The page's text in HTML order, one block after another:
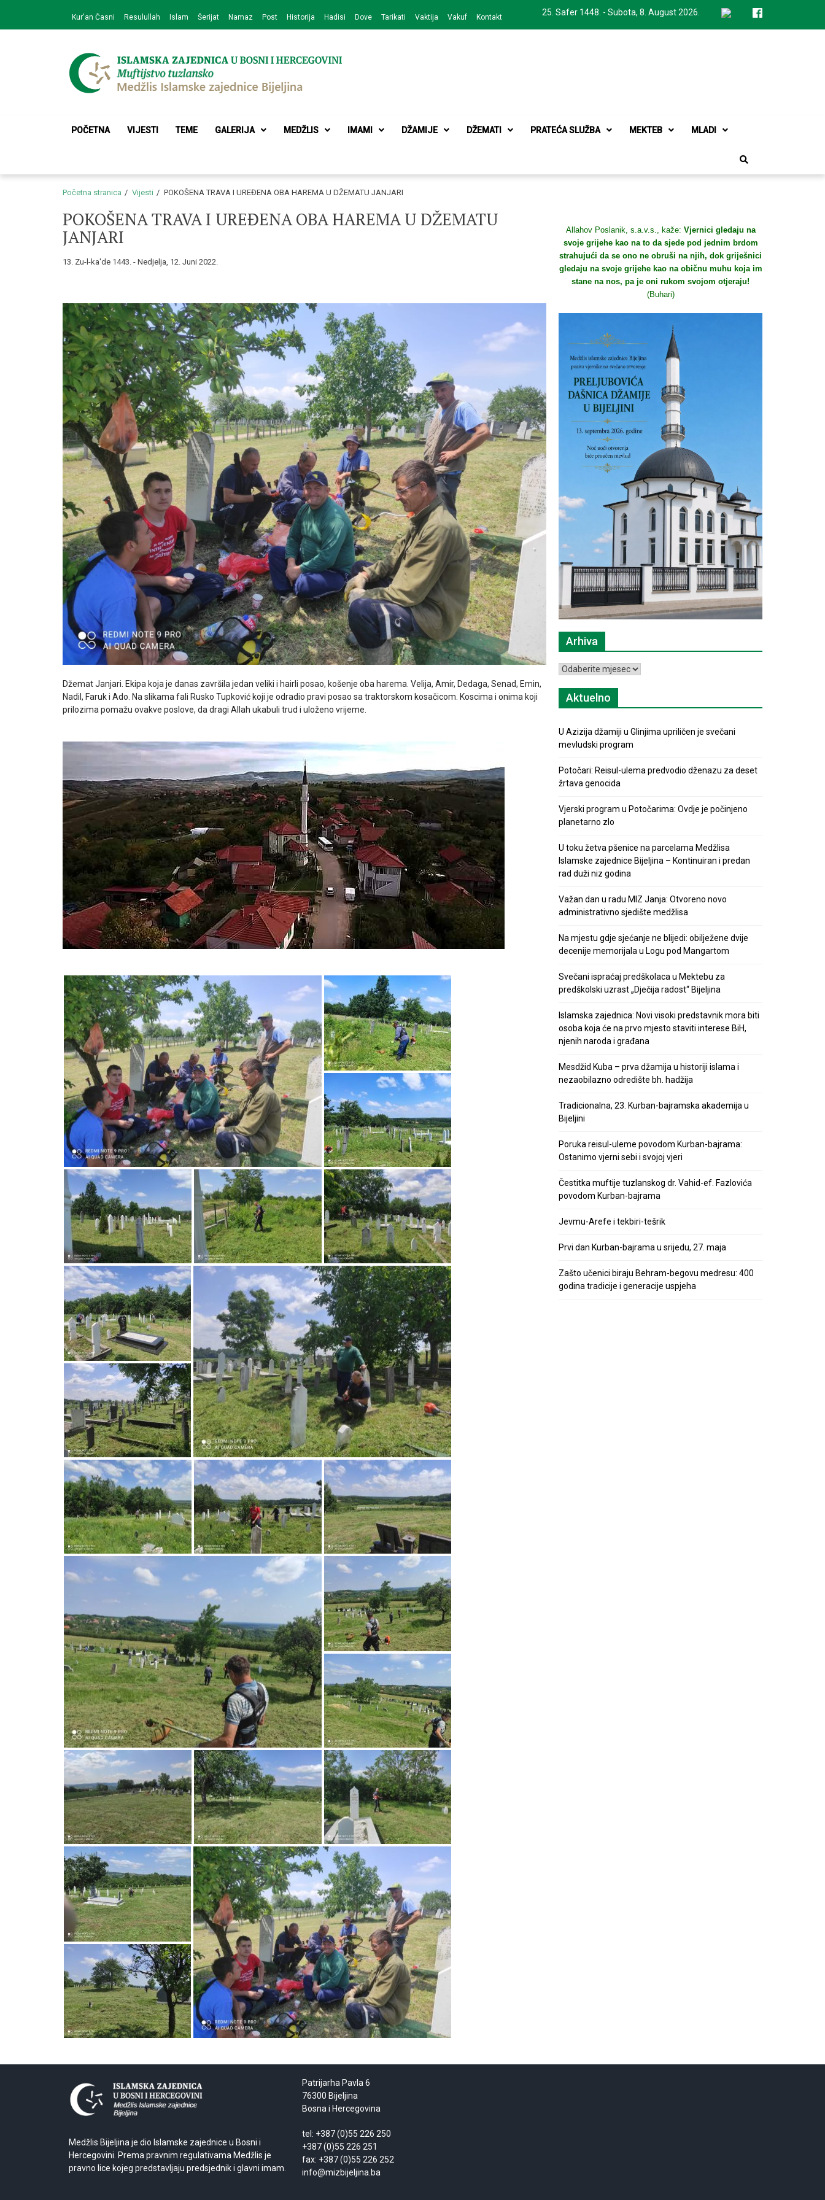
navigation
content
25. Safer 1448. - Subota, 8. August 2026.
Kur'an Časni Resulullah Islam Šerijat Namaz Post Historija Hadisi Dove Tarikati Vaktija Vakuf Kontakt
Medžlis Islamske zajednice Bijeljina
POČETNA VIJESTI TEME GALERIJA MEDŽLIS IMAMI DŽAMIJE DŽEMATI PRATEĆA SLUŽBA MEKTEB MLADI
Početna stranica Vijesti POKOŠENA TRAVA I UREĐENA OBA HAREMA U DŽEMATU JANJARI
POKOŠENA TRAVA I UREĐENA OBA HAREMA U DŽEMATU
JANJARI
13. Zu-l-ka'de 1443. - Nedjelja, 12. Juni 2022.
Džemat Janjari. Ekipa koja je danas završila jedan veliki i hairli posao, košenje oba harema. Velija, Amir, Dedaga, Senad, Emin,
Nadil, Faruk i Ado. Na slikama fali Rusko Tupković koji je odradio pravi posao sa traktorskom kosačicom. Koscima i onima koji
prilozima pomažu ovakve poslove, da dragi Allah ukabuli trud i uloženo vrijeme.
Allahov Poslanik, s.a.v.s., kaže: Vjernici gledaju na
svoje grijehe kao na to da sjede pod jednim brdom
strahujući da se ono ne obruši na njih, dok griješnici
gledaju na svoje grijehe kao na običnu muhu koja im
stane na nos, pa je oni rukom svojom otjeraju!
(Buhari)
Arhiva
Arhiva
Aktuelno
U Azizija džamiji u Glinjima upriličen je svečani
mevludski program
Potočari: Reisul-ulema predvodio dženazu za deset
žrtava genocida
Vjerski program u Potočarima: Ovdje je počinjeno
planetarno zlo
U toku žetva pšenice na parcelama Medžlisa
Islamske zajednice Bijeljina – Kontinuiran i predan
rad duži niz godina
Važan dan u radu MIZ Janja: Otvoreno novo
administrativno sjedište medžlisa
Na mjestu gdje sjećanje ne blijedi: obilježene dvije
decenije memorijala u Logu pod Mangartom
Svečani ispraćaj predškolaca u Mektebu za
predškolski uzrast „Dječija radost“ Bijeljina
Islamska zajednica: Novi visoki predstavnik mora biti
osoba koja će na prvo mjesto staviti interese BiH,
njenih naroda i građana
Mesdžid Kuba – prva džamija u historiji islama i
nezaobilazno odredište bh. hadžija
Tradicionalna, 23. Kurban-bajramska akademija u
Bijeljini
Poruka reisul-uleme povodom Kurban-bajrama:
Ostanimo vjerni sebi i svojoj vjeri
Čestitka muftije tuzlanskog dr. Vahid-ef. Fazlovića
povodom Kurban-bajrama
Jevmu-Arefe i tekbiri-tešrik
Prvi dan Kurban-bajrama u srijedu, 27. maja
Zašto učenici biraju Behram-begovu medresu: 400
godina tradicije i generacije uspjeha
Medžlis Bijeljina je dio Islamske zajednice u Bosni i
Hercegovini. Prema pravnim regulativama Medžlis je
pravno lice kojeg predstavljaju predsjednik i glavni imam.
Patrijarha Pavla 6
76300 Bijeljina
Bosna i Hercegovina
tel: +387 (0)55 226 250
+387 (0)55 226 251
fax: +387 (0)55 226 252
info@mizbijeljina.ba